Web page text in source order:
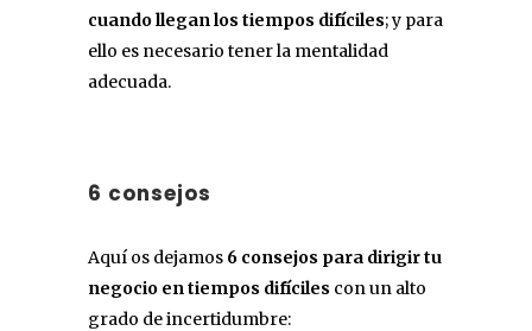
cuando llegan los tiempos difíciles; y para
ello es necesario tener la mentalidad
adecuada.
6 consejos
Aquí os dejamos 6 consejos para dirigir tu
negocio en tiempos difíciles con un alto
grado de incertidumbre: